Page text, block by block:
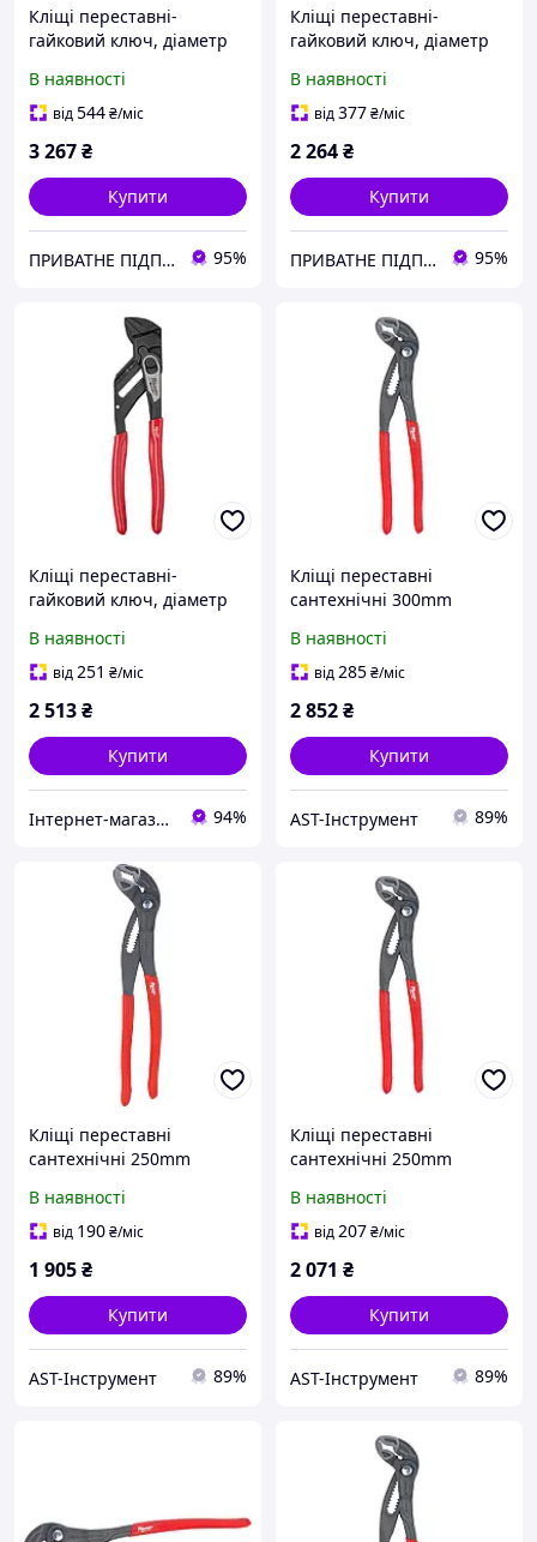
Кліщі переставні-
гайковий ключ, діаметр
MILWAUKEE ACC
4932501150
В наявності
від544₴/міс
3 267₴
Купити
ПРИВАТНЕ ПІДПРИЄМСТВО АГРОТЕХПОСТАЧ ПЛЮС 95%
Кліщі переставні-
гайковий ключ, діаметр
MILWAUKEE ACC
4932501148
В наявності
від377₴/міс
2 264₴
Купити
ПРИВАТНЕ ПІДПРИЄМСТВО АГРОТЕХПОСТАЧ ПЛЮС 95%
Кліщі переставні-
гайковий ключ, діаметр
В наявності
від251 ₴/міс
2 513₴
Купити
Інтернет-магазин будівельних інструментів та садової техніки VolynTools 94%
Кліщі переставні
сантехнічні 300mm
В наявності
від285₴/міс
2 852₴
Купити
AST-Інструмент 89%
Кліщі переставні
сантехнічні 250mm
В наявності
від 190₴/міс
1 905₴
Купити
AST-Інструмент 89%
Кліщі переставні
сантехнічні 250mm
В наявності
від207₴/міс
2 071 ₴
Купити
AST-Інструмент 89%